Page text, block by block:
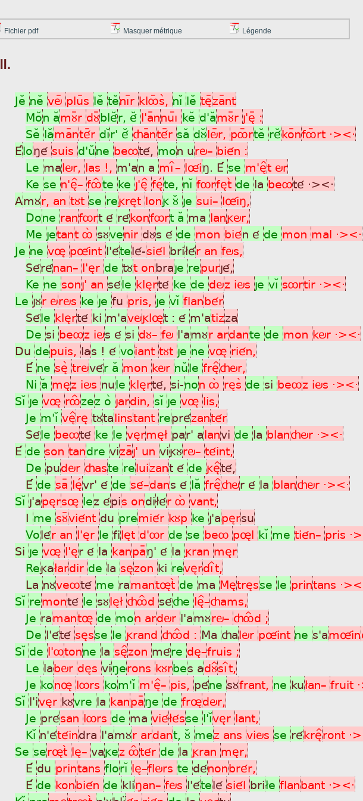
Fichier pdf Masquer métrique Légende
II.
JeÂ neÂ vöÿ pluÿs leÂ teÂnìþr klôýsã, nìÁ leÂ tèÿzaÿnt
MoÂn aÂmùÿr dùÿbléÂr, éÂ l'aÿnnuìý keÂ d'aÂmùÿr j'èÿ :
SeÂ laÂmaÿntéÿr dìÁr' éÂ çaÿntéÿr saÂ dùÂlöÿr, pôýrteÂ réÂkoÿnfôýrt ·><·
Éloñé suis d'uÂne beôté, mon urö_ bién :
Le malör, las !, m'an a mìî_ lûiñ. É se m'è^t ör
Ke se n'è^_ fôÎte ke j'è^ fèÌte, nìÁ fôrfètã de la beôté ·><·
Amùr, an tùt se regrèt long ùÂ je sui_ lûiñ,
Done ranfôrt é rékonfôrt aÂ ma langör,
Me jetant ôá sùvenir dùs é de mon bién é de mon mal ·><·
Je ne vø pûint l'ételé-siél bri£ér an fös,
Sérénan_ l'èr de tùt onbraje repurjé,
Ke ne sonj' an séle klèrté ke de döz iös je vìÁ sôrtir ·><·
Le jùr örös ke je fu pris, je vìÁ flanbér
Séle klèrté ki m'avögløt : é m'atizza
De si beôz iös é si dù_ fö l'amùr ardante de mon kör ·><·
Du depuis, las ! é voiant tùt je ne vø rién,
É ne sèã trövér aÂ mon kör nuÂle frè^çör,
Ni aÀ mèz iös nule klèrté, si-non ôá rèsã de si beôz iös ·><·
SìÁ je vø rôÎzez oã jardin, sìÁ je vø lis,
Je m'ìÁ vè^rè tùtalinstant reprézantér
Séle beôté ke le vèrmè£ par' alanvi de la blançör ·><·
É de son tandre vizaÿj' un vigùrö_ téint,
De pudör çaste reluizant é de gè^té,
É de saÿ lèÌvr' é de sé_dans é laÂ frè^çör é la blançör ·><·
SìÁ j'apèrsø lez épis ondi£ér ôá vant,
I me sùÿviént du premiér kùp ke j'apèrsu
Volér an l'èr le filèt d'ôr de se beô pøl kìÁ me tién_ pris
Si je vø l'èr é la kanpaÿñ' é la gran mèr
Rega£ardir de la sèzon ki revèrdìît,
La nùveôté me ramantøtã de ma Mètrèsse le printans
SìÁ remonté le sùlè£ çôÎd séçe lè^_çams,
Je ramantø de mon ardör l'amùrö_ çôÎd ;
De l'été sèsse le grand çôÎd : Ma çalör pûint ne s'amûin
SìÁ de l'ôtonne la sè^zon mére dè_fruis ;
Le labör dès viñerons kùrbes adù^sìît,
Je konø lôrs kom'ìÁ m'è^_ pis, péne sùfrant, ne ku£an_ fruit
SìÁ l'ivèr kùvre la kanpaÿñe de frødör,
Je présan lôrs de ma vié£ésse l'ìÁvèr lant,
KìÁ n'étéindra l'amùr ardant, ùÂ mez ans viös se rékrè^ront
Se serøtã lè_ vagez ôÎtér de la gran mèr,
É du printans florìÁ lè_flörs te dénonbrér,
É de konbién de kliñan_ fös l'ételé siél bri£e flanbant ·><·